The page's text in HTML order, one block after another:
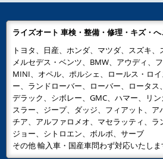
ライズオート 車検・整備・修理・キズ・
トヨタ、日産、ホンダ、マツダ、スズキ、
メルセデス・ベンツ、BMW、アウディ、フ
MINI、オペル、ポルシェ、ロールス・ロ
ー、ランドローバー、ローバー、ロータス
デラック、シボレー、GMC、ハマー、リ
スラー、ジープ、ダッジ、フィアット、
チア、アルファロメオ、マセラッティ、
ジョー、シトロエン、ボルボ、サーブ
その他 輸入車・国産車問わず対応いたしま